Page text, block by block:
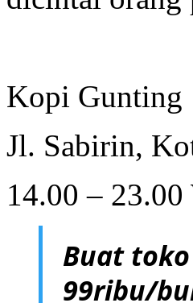
Kopi Gunting
Jl. Sabirin,
14.00 –
Buat
99ribu/